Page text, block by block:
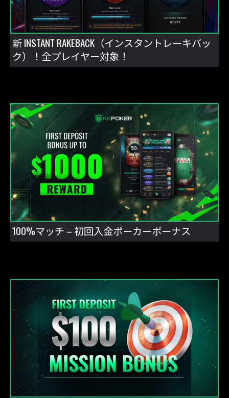
新 INSTANT RAKEBACK（インスタントレーキバッ
ク）！全プレイヤー対象！
100%マッチ – 初回入金ポーカーボーナス